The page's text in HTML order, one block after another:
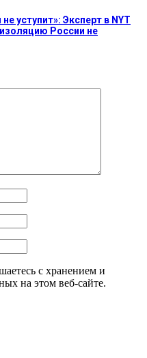
уступит»: Эксперт в NYT
России не
с хранением и
на этом веб-сайте.